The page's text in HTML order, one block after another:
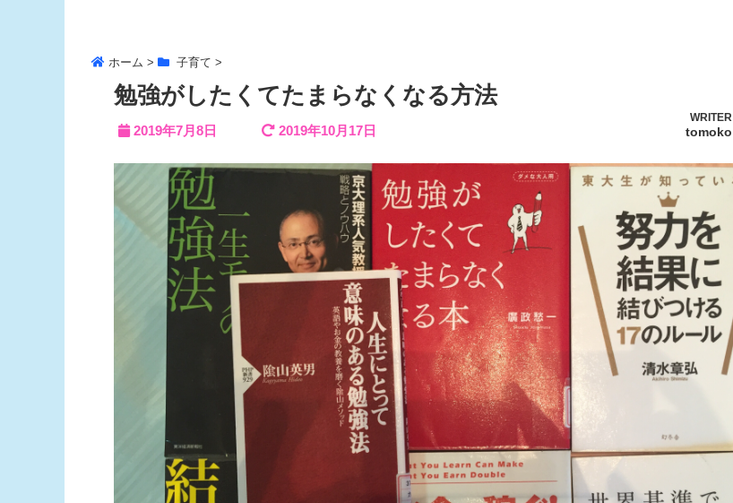
ホーム > 子育て >
勉強がしたくてたまらなくなる方法
2019年7月8日 2019年10月17日
WRITER
tomoko